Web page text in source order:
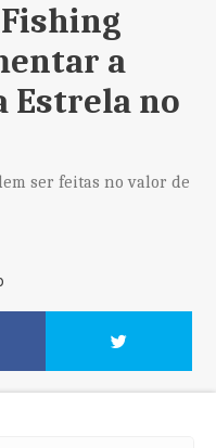
a
Estrela no
ser feitas no valor de